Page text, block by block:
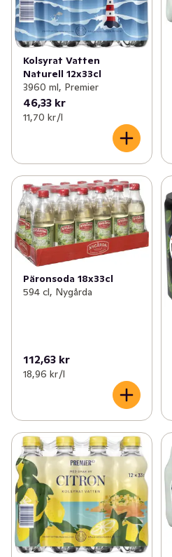
Kolsyrat Vatten
Naturell 12x33cl
3960 ml, Premier
46,33 kr
11,70 kr /l
Päronsoda 18x33cl
594 cl, Nygårda
112,63 kr
18,96 kr /l